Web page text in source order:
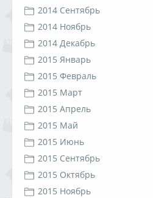
2014 Сентябрь
2014 Ноябрь
2014 Декабрь
2015 Январь
2015 Февраль
2015 Март
2015 Апрель
2015 Май
2015 Июнь
2015 Сентябрь
2015 Октябрь
2015 Ноябрь